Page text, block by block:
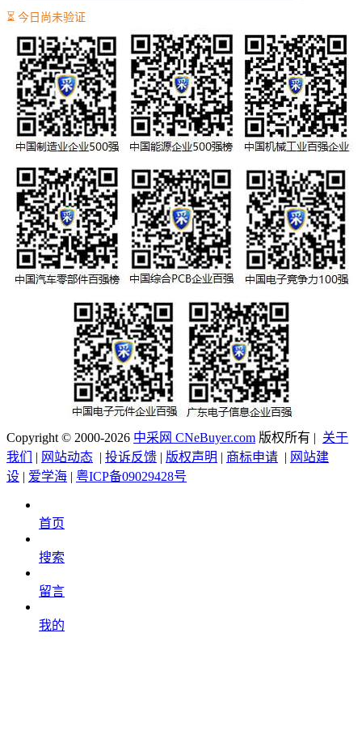
⏳ 今日尚未验证
Copyright © 2000-2026 中采网 CNeBuyer.com 版权所有 | 关于
我们
| 网站动态 | 投诉反馈 | 版权声明 | 商标申请 | 网站建
设 | 爱学海 | 粤ICP备09029428号
首页
搜索
留言
我的